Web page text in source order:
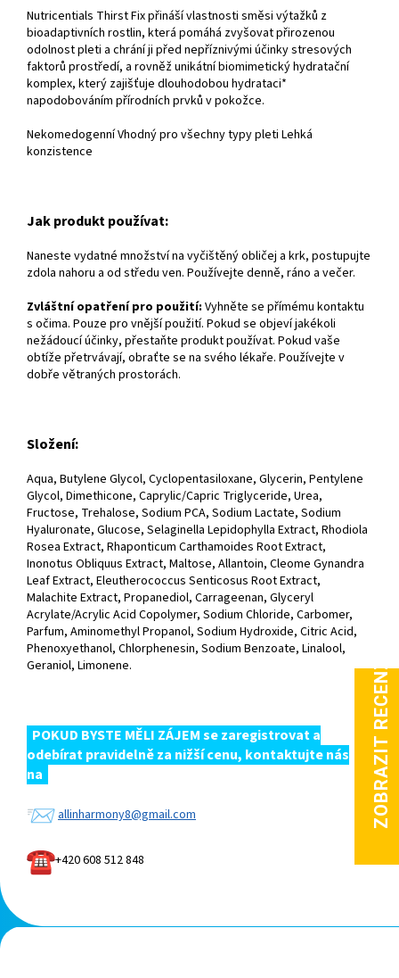
Nutricentials Thirst Fix přináší vlastnosti směsi výtažků z
bioadaptivních rostlin, která pomáhá zvyšovat přirozenou
odolnost pleti a chrání ji před nepříznivými účinky stresových
faktorů prostředí, a rovněž unikátní biomimetický hydratační
komplex, který zajišťuje dlouhodobou hydrataci*
napodobováním přírodních prvků v pokožce.
Nekomedogenní Vhodný pro všechny typy pleti Lehká
konzistence
Jak produkt používat:
Naneste vydatné množství na vyčištěný obličej a krk, postupujte
zdola nahoru a od středu ven. Používejte denně, ráno a večer.
Zvláštní opatření pro použití: Vyhněte se přímému kontaktu
s očima. Pouze pro vnější použití. Pokud se objeví jakékoli
nežádoucí účinky, přestaňte produkt používat. Pokud vaše
obtíže přetrvávají, obraťte se na svého lékaře. Používejte v
dobře větraných prostorách.
Složení:
Aqua, Butylene Glycol, Cyclopentasiloxane, Glycerin, Pentylene
Glycol, Dimethicone, Caprylic/Capric Triglyceride, Urea,
Fructose, Trehalose, Sodium PCA, Sodium Lactate, Sodium
Hyaluronate, Glucose, Selaginella Lepidophylla Extract, Rhodiola
Rosea Extract, Rhaponticum Carthamoides Root Extract,
Inonotus Obliquus Extract, Maltose, Allantoin, Cleome Gynandra
Leaf Extract, Eleutherococcus Senticosus Root Extract,
Malachite Extract, Propanediol, Carrageenan, Glyceryl
Acrylate/Acrylic Acid Copolymer, Sodium Chloride, Carbomer,
Parfum, Aminomethyl Propanol, Sodium Hydroxide, Citric Acid,
Phenoxyethanol, Chlorphenesin, Sodium Benzoate, Linalool,
Geraniol, Limonene.
POKUD BYSTE MĚLI ZÁJEM se zaregistrovat a
odebírat pravidelně za nižší cenu, kontaktujte nás
na
allinharmony8@gmail.com
+420 608 512 848
Z
á